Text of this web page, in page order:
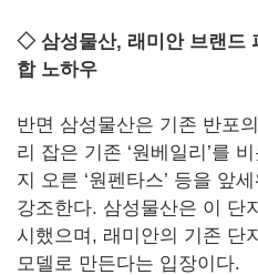
◇ 삼성물산, 래미안 브랜드
합 노하우
반면 삼성물산은 기존 반포
리 잡은 기존 ‘원베일리’를
지 오른 ‘원펜타스’ 등을 앞
강조한다. 삼성물산은 이 단
시했으며, 래미안의 기존 단
모델로 만든다는 입장이다.